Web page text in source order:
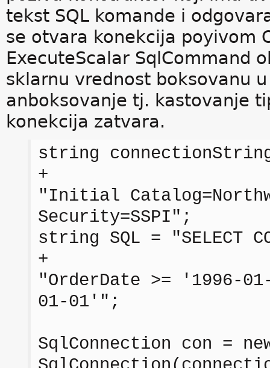
tekst SQL komande i
se otvara konekcija poyivom
ExecuteScalar SqlCommand
sklarnu vrednost boksovanu
anboksovanje tj. kastovanje
konekcija zatvara.
string
+
"Initial
Security=SSPI";
string SQL = "SELECT
+
"OrderDate >= '1996-
01-01'";
SqlConnection con =